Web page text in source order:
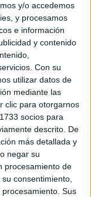
y/o accedemos
y procesamos
e información
y contenido
Con su
utilizar datos de
mediante las
clic para otorgarnos
socios para
descrito. De
más detallada y
negar su
procesamiento de
consentimiento,
Sus